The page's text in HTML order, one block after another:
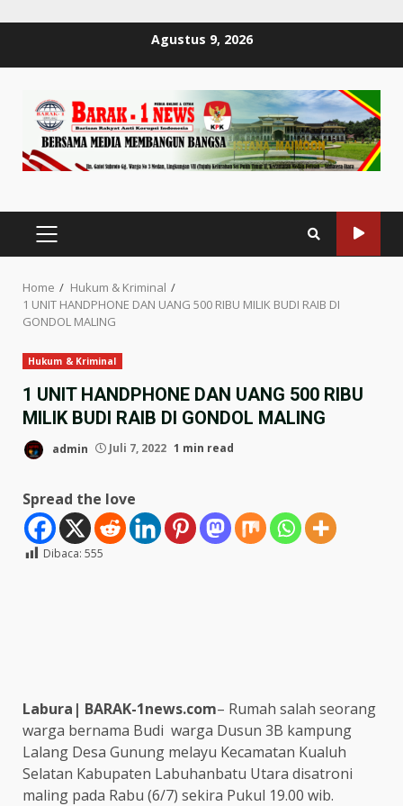
Agustus 9, 2026
PRIMARY
MENU
Home
Hukum & Kriminal
1 UNIT HANDPHONE DAN UANG 500 RIBU MILIK BUDI RAIB DI
GONDOL MALING
Hukum & Kriminal
1 UNIT HANDPHONE DAN UANG 500 RIBU
MILIK BUDI RAIB DI GONDOL MALING
admin Juli 7, 2022 1 min read
Spread the love
Dibaca: 555
Labura| BARAK-1news.com– Rumah salah seorang
warga bernama Budi warga Dusun 3B kampung
Lalang Desa Gunung melayu Kecamatan Kualuh
Selatan Kabupaten Labuhanbatu Utara disatroni
maling pada Rabu (6/7) sekira Pukul 19.00 wib.